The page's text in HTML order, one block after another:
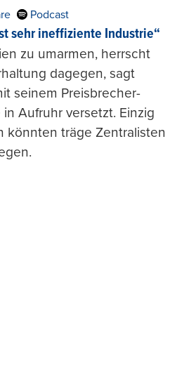
Podcast
sehr ineffiziente Industrie“
zu umarmen, herrscht
dagegen, sagt
seinem Preisbrecher-
Aufruhr versetzt. Einzig
könnten träge Zentralisten